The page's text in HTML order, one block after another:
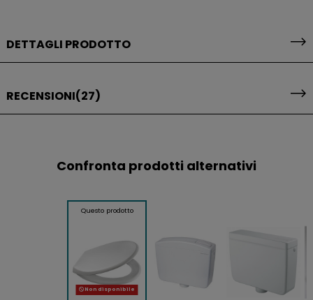
DETTAGLI PRODOTTO
RECENSIONI(27)
Confronta prodotti alternativi
Questo prodotto
Non disponibile